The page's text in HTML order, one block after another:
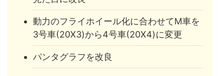
動力のフライホイール化に合わせてM車を
3号車(20X3)から4号車(20X4)に変更
パンタグラフを改良